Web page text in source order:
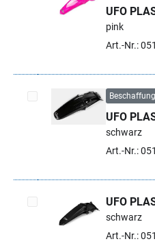
Artikel auswählen
UFO
pink
Art.-Nr.:
Artikel auswählen
UFO
schwarz
Art.-Nr.:
Artikel auswählen
UFO
schwarz
Art.-Nr.: